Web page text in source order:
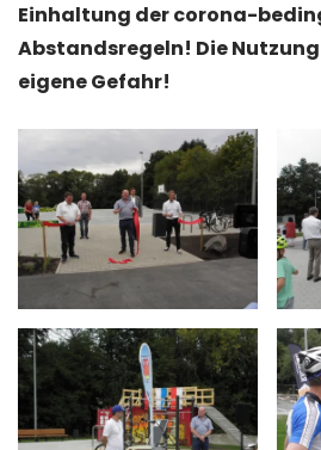
Einhaltung der corona-
Abstandsregeln! Die
eigene Gefahr!